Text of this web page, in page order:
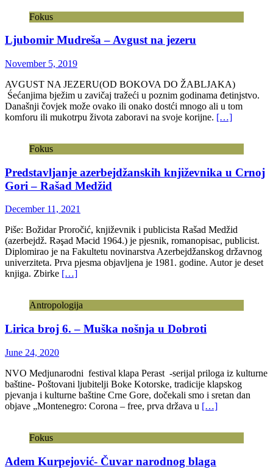
Fokus
Ljubomir Mudreša – Avgust na jezeru
November 5, 2019
AVGUST NA JEZERU(OD BOKOVA DO ŽABLJAKA)
Śećanjima bježim u zavičaj tražeći u poznim godinama đetinjstvo.
Današnji čovjek može ovako ili onako dostći mnogo ali u tom
komforu ili mukotrpu života zaboravi na svoje korijne. […]
Fokus
Predstavljanje azerbejdžanskih književnika u Crnoj
Gori – Rašad Medžid
December 11, 2021
Piše: Božidar Proročić, književnik i publicista Rašad Medžid
(azerbejdž. Rəşad Məcid 1964.) je pjesnik, romanopisac, publicist.
Diplomirao je na Fakultetu novinarstva Azerbejdžanskog državnog
univerziteta. Prva pjesma objavljena je 1981. godine. Autor je deset
knjiga. Zbirke […]
Antropologija
Lirica broj 6. – Muška nošnja u Dobroti
June 24, 2020
NVO Medjunarodni festival klapa Perast -serijal priloga iz kulturne
baštine- Poštovani ljubitelji Boke Kotorske, tradicije klapskog
pjevanja i kulturne baštine Crne Gore, dočekali smo i sretan dan
objave „Montenegro: Corona – free, prva država u […]
Fokus
Adem Kurpejović- Čuvar narodnog blaga